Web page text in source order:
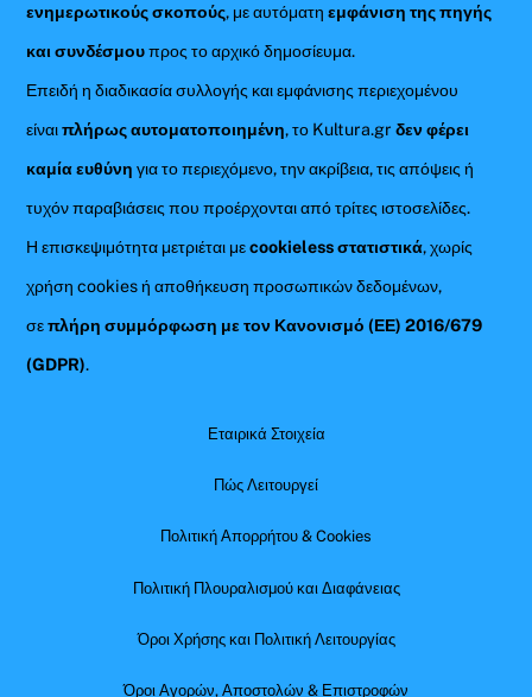
ενημερωτικούς σκοπούς, με αυτόματηεμφάνιση της πηγής
και συνδέσμουπρος το αρχικό δημοσίευμα.
Επειδή η διαδικασία συλλογής και εμφάνισης περιεχομένου
είναιπλήρως αυτοματοποιημένη, το Kultura.grδεν φέρει
καμία ευθύνη για το περιεχόμενο, την ακρίβεια, τις απόψεις ή
τυχόν παραβιάσεις που προέρχονται από τρίτες ιστοσελίδες.
Η επισκεψιμότητα μετριέται μεcookieless στατιστικά, χωρίς
χρήση cookies ή αποθήκευση προσωπικών δεδομένων,
σεπλήρη συμμόρφωση με τον Κανονισμό (ΕΕ) 2016/679
(GDPR).
Εταιρικά Στοιχεία
Πώς Λειτουργεί
Πολιτική Απορρήτου & Cookies
Πολιτική Πλουραλισμού και Διαφάνειας
Όροι Χρήσης και Πολιτική Λειτουργίας
Όροι Αγορών, Αποστολών & Επιστροφών